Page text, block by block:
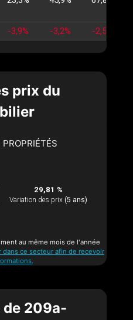
-3,9% -3,2% -2,5%
prix du
29,81 %
Variation des prix (5 ans)
au même mois de l'année
dans ce secteur afin de recevoir
de 209a-